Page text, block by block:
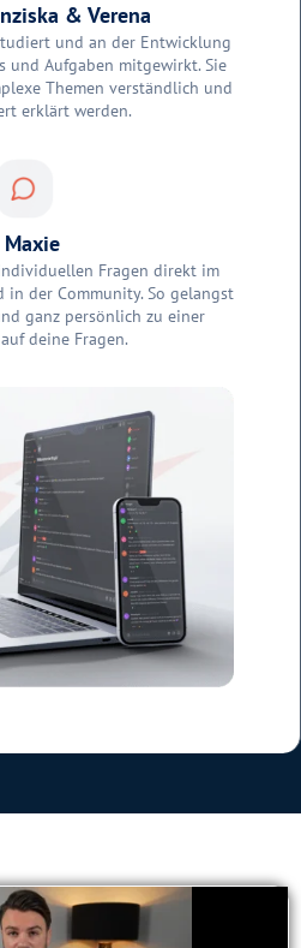
& Verena
und an der Entwicklung
und Aufgaben mitgewirkt. Sie
Themen verständlich und
erklärt werden.
Maxie
Fragen direkt im
in der Community. So gelangst
ganz persönlich zu einer
deine Fragen.